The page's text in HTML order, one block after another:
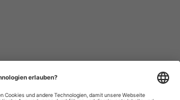
Datenschutzhinweise